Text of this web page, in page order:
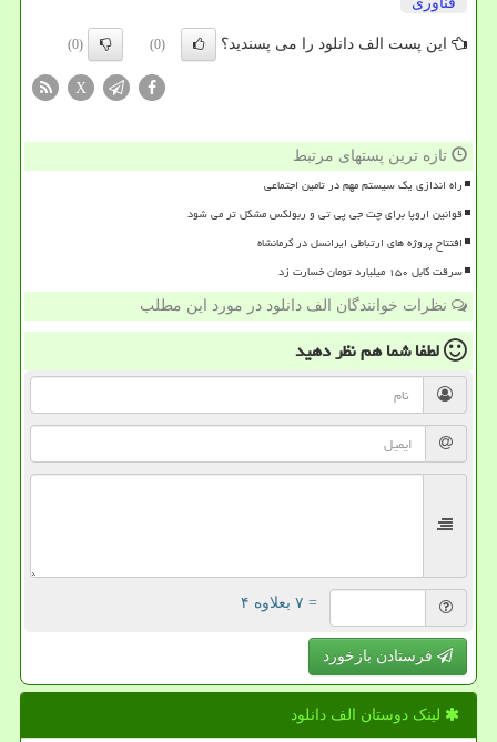
این پست الف دانلود را می پسندید؟ (0)
(0)
X
تازه ترین پستهای مرتبط
راه اندازی یک سیستم مهم در تامین اجتماعی
قوانین اروپا برای چت جی پی تی و ربولکس مشکل تر می شود
افتتاح پروژه های ارتباطی ایرانسل در کرمانشاه
سرقت کابل ۱۵۰ میلیارد تومان خسارت زد
نظرات خوانندگان الف دانلود در مورد این مطلب
لطفا شما همنظر دهید
= ۷ بعلاوه ۴
فرستادن بازخورد
لینک دوستان الف دانلود